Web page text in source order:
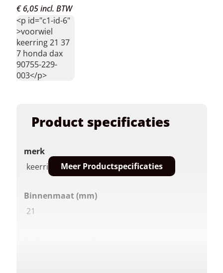
Product specificaties
merk
keerringen los
Binnenmaat (mm)
21
Meer Productspecificaties
Dax 21-37-7 orig
€ 6,05 incl. BTW
<p id="c1-id-6"
>voorwiel
keerring 21 37
7 honda dax
90755-229-
003</p>